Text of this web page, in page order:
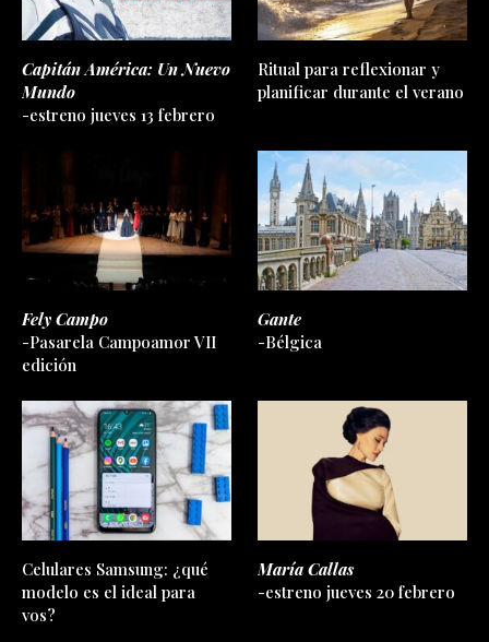
Capitán América: Un Nuevo
Mundo
-estreno jueves 13 febrero
Ritual para reflexionar y
planificar durante el verano
Fely Campo
-Pasarela Campoamor VII
edición
Gante
-Bélgica
Celulares Samsung: ¿qué
modelo es el ideal para
vos?
María Callas
-estreno jueves 20 febrero